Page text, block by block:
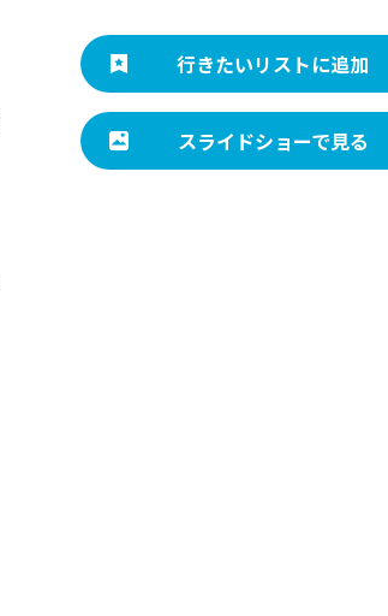
行きたいリストに追加
スライドショーで見る